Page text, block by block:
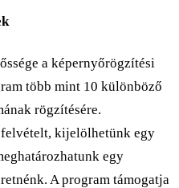
a képernyőrögzítési
több mint 10 különböző
rögzítésére.
kijelölhetünk egy
egy
A program támogatja